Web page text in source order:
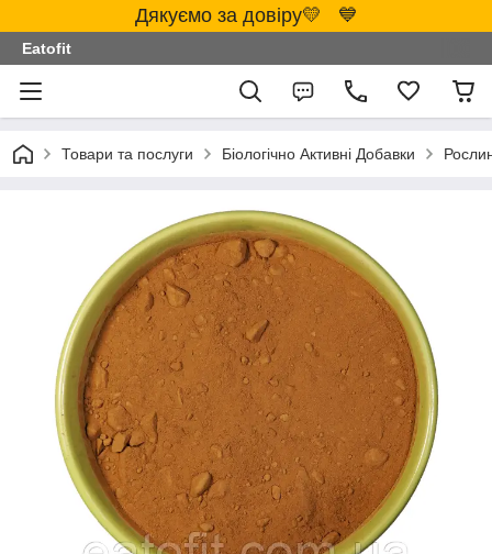
Дякуємо за довіру💛 💙
Eatofit
Товари та послуги Біологічно Активні Добавки